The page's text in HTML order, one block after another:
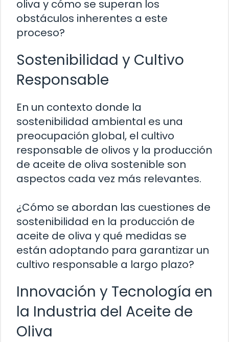
oliva y cómo se superan los
obstáculos inherentes a este
proceso?
Sostenibilidad y Cultivo
Responsable
En un contexto donde la
sostenibilidad ambiental es una
preocupación global, el cultivo
responsable de olivos y la producción
de aceite de oliva sostenible son
aspectos cada vez más relevantes.
¿Cómo se abordan las cuestiones de
sostenibilidad en la producción de
aceite de oliva y qué medidas se
están adoptando para garantizar un
cultivo responsable a largo plazo?
Innovación y Tecnología en
la Industria del Aceite de
Oliva